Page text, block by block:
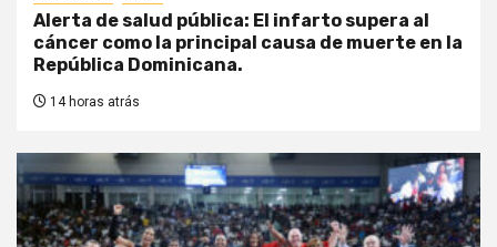
Alerta de salud pública: El infarto supera al
cáncer como la principal causa de muerte en la
República Dominicana.
14 horas atrás